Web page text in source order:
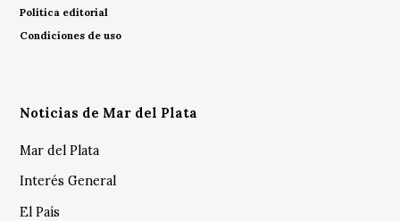
Política editorial
Condiciones de uso
Noticias de Mar del Plata
Mar del Plata
Interés General
El País